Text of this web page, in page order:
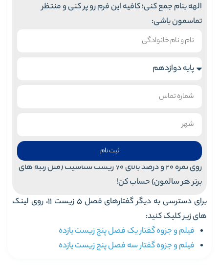
الهه بنام جمع کنی؛ کافیه این فرم رو پر کنی و منتظر
تماسمون باشی:
ثبت نام
روی نمره 20 و درصد بالای 70 زیست شناسیت (مثل رتبه های
برتر هر سالمون) حساب کن!
برای دسترسی به دیگر گفتارهای فصل 5 زیست 11، روی لینک
های زیر کلیک کنید:
فیلم و جزوه گفتار یک فصل پنج زیست یازده
فیلم و جزوه گفتار سه فصل پنج زیست یازده